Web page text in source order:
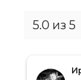
5.0 из 5